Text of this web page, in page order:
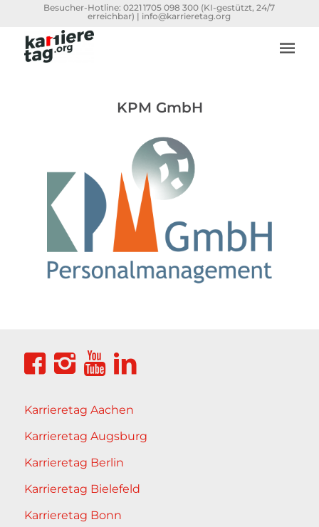
Besucher-Hotline:0221 1705 098 300 (KI-gestützt, 24/7
erreichbar) | info@karrieretag.org
KPM GmbH
Karrieretag Aachen
Karrieretag Augsburg
Karrieretag Berlin
Karrieretag Bielefeld
Karrieretag Bonn